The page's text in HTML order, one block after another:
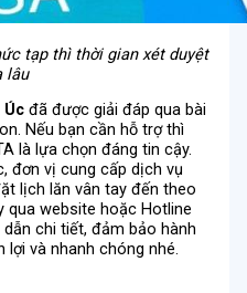
tạp thì thời gian xét duyệt
lâu
Úc đã được giải đáp qua bài
Nếu bạn cần hỗ trợ thì
là lựa chọn đáng tin cậy.
đơn vị cung cấp dịch vụ
lịch lăn vân tay đến theo
qua website hoặc Hotline
chi tiết, đảm bảo hành
lợi và nhanh chóng nhé.